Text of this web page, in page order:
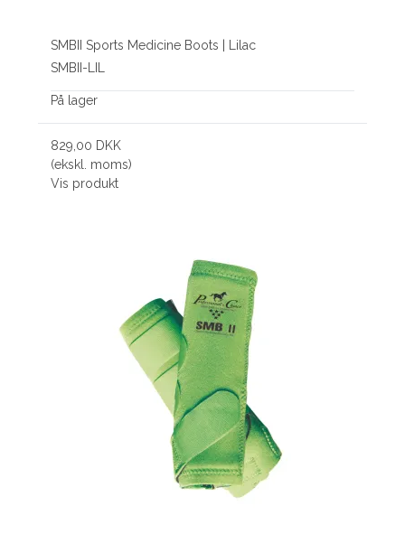
SMBII Sports Medicine Boots | Lilac
SMBII-LIL
På lager
829,00 DKK
(ekskl. moms)
Vis produkt